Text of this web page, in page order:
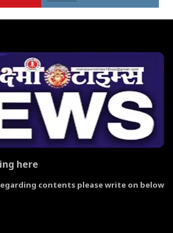
here
contents please write on below